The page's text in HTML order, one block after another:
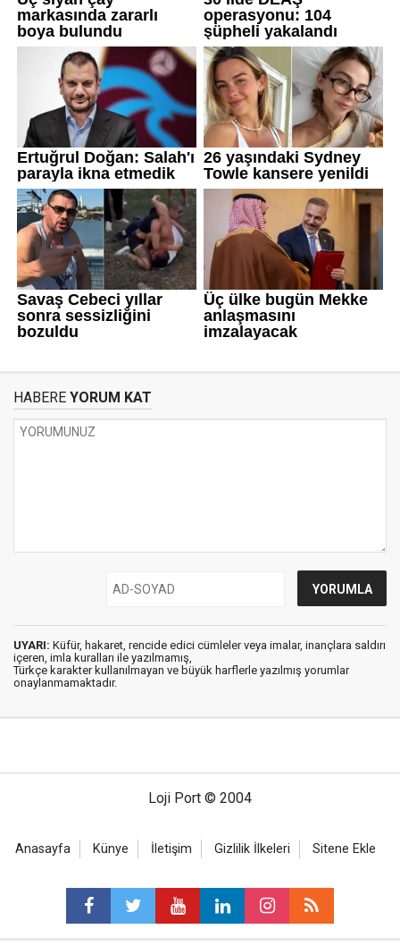
HABERE YORUM KAT
UYARI: Küfür, hakaret, rencide edici cümleler veya imalar, inançlara saldırı
içeren, imla kuralları ile yazılmamış,
Türkçe karakter kullanılmayan ve büyük harflerle yazılmış yorumlar
onaylanmamaktadır.
Loji Port © 2004
Anasayfa Künye İletişim Gizlilik İlkeleri Sitene Ekle